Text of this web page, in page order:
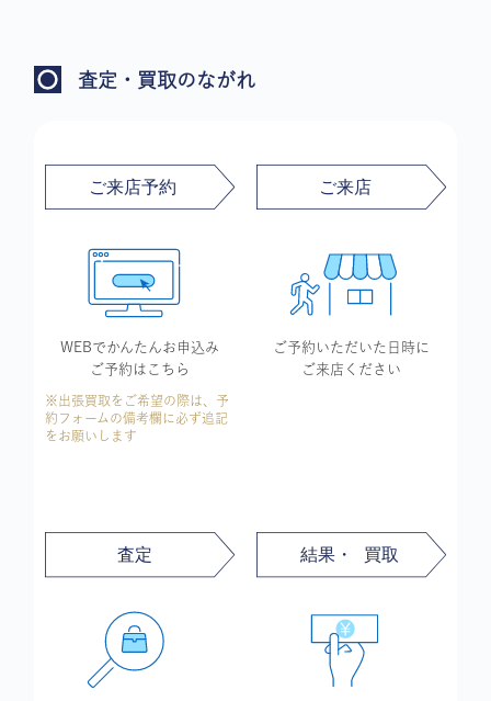
査定・買取のながれ
WEBでかんたんお申込み
ご予約はこちら
※出張買取をご希望の際は、予
約フォームの備考欄に必ず追記
をお願いします
ご予約いただいた 日時に
ご来店ください